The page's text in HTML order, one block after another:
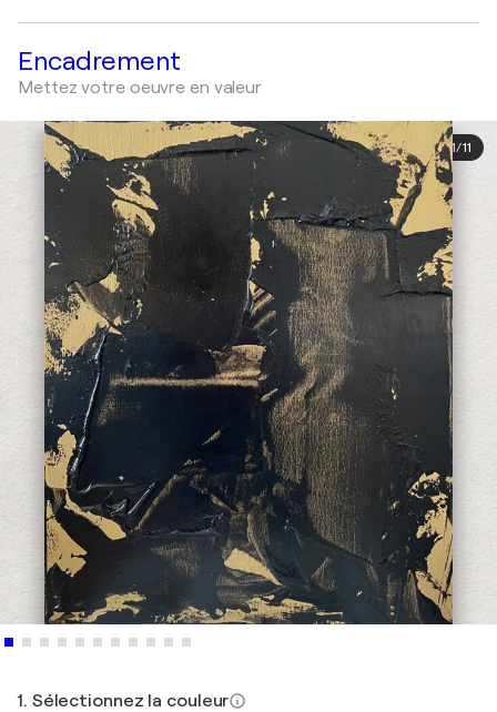
Encadrement
Mettez votre oeuvre en valeur
1/11
1. Sélectionnez la couleur